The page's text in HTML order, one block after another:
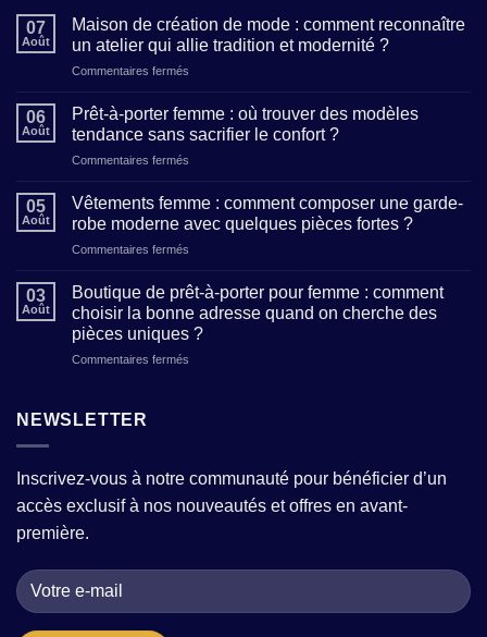
07
Août
Maison de création de mode : comment reconnaître
un atelier qui allie tradition et modernité ?
Commentaires fermés
création
de
comment
reconnaître
allie
tradition
et
06
Août
Prêt-à-porter femme : où trouver des modèles
tendance sans sacrifier le confort ?
Commentaires fermés
femme
trouver
des
modèles
tendance
05
Août
Vêtements femme : comment composer une garde-
robe moderne avec quelques pièces fortes ?
Commentaires fermés
femme
comment
composer
fortes
?
03
Août
Boutique de prêt-à-porter pour femme : comment
choisir la bonne adresse quand on cherche des
pièces uniques ?
Commentaires fermés
femme
:
quand
NEWSLETTER
Inscrivez-vous à notre communauté pour bénéficier d’un
accès exclusif à nos nouveautés et offres en avant-
première.